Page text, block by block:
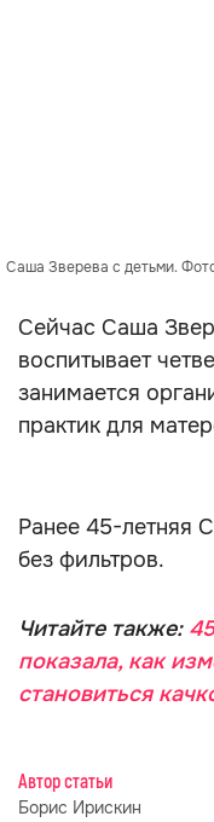
Саша Зверева с детьми.
Сейчас Саша
воспитывает
занимается
практик для
Ранее 45-летняя
без фильтров.
Читайте также:
показала, как
становиться
Автор статьи
Борис Ирискин